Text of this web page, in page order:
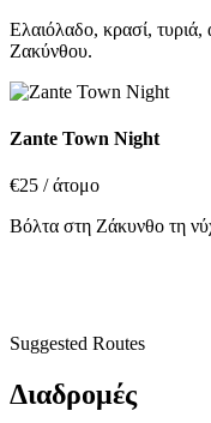
Ελαιόλαδο, κρασί,
Ζακύνθου.
Zante Town Night
€25 / άτομο
Βόλτα στη Ζάκυνθο τη
Suggested Routes
Διαδρομές